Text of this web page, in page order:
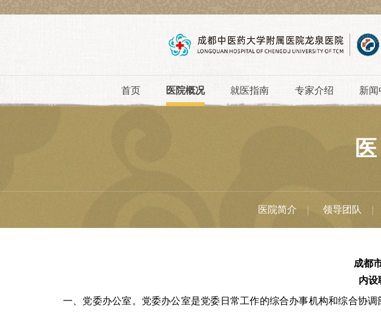
首页 医院概况 就医指南 专家介绍 新闻
医院简介 领导团队
成都
内设
一、党委办公室。 党委办公室是党委日常工作的综合办事机构和综合协调